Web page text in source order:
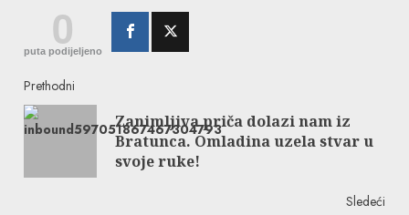
0
puta podijeljeno
Continue
Reading
Prethodni
Zanimljiva priča dolazi nam iz
Bratunca. Omladina uzela stvar u
svoje ruke!
Sledeći